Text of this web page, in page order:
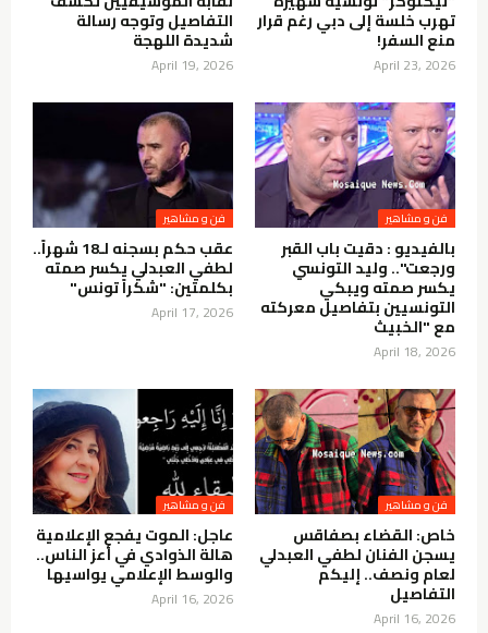
تهرب خلسة إلى دبي رغم قرار
منع السفر!
April 23, 2026
التفاصيل وتوجه رسالة
شديدة اللهجة
April 19, 2026
فن و مشاهير
بالفيديو : دقيت باب القبر
ورجعت".. وليد التونسي
يكسر صمته ويبكي
التونسيين بتفاصيل معركته
مع "الخبيث
April 18, 2026
فن و مشاهير
عقب حكم بسجنه لـ18 شهراً..
لطفي العبدلي يكسر صمته
بكلمتين: "شكراً تونس"
April 17, 2026
فن و مشاهير
خاص: القضاء بصفاقس
يسجن الفنان لطفي العبدلي
لعام ونصف.. إليكم
التفاصيل
April 16, 2026
فن و مشاهير
عاجل: الموت يفجع الإعلامية
هالة الذوادي في أعز الناس..
والوسط الإعلامي يواسيها
April 16, 2026